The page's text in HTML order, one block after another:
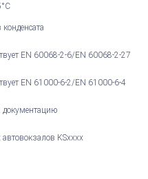
конденсата
EN 60068-2-6/EN 60068-2-27
EN 61000-6-2/EN 61000-6-4
документацию
автовокзалов KSxxxx